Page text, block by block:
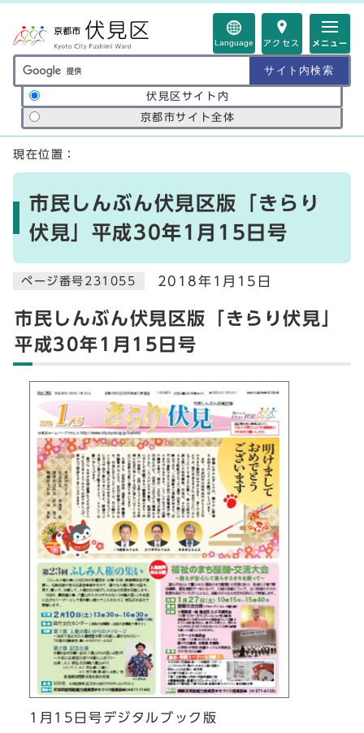
Language アクセス メニュー
サイト内検索の範囲
伏見区サイト内
京都市サイト全体
ここから本文です
現在位置：
市民しんぶん伏見区版「きらり
伏見」平成30年1月15日号
ページ番号231055 2018年1月15日
市民しんぶん伏見区版「きらり伏見」
平成30年1月15日号
1月15日号デジタルブック版